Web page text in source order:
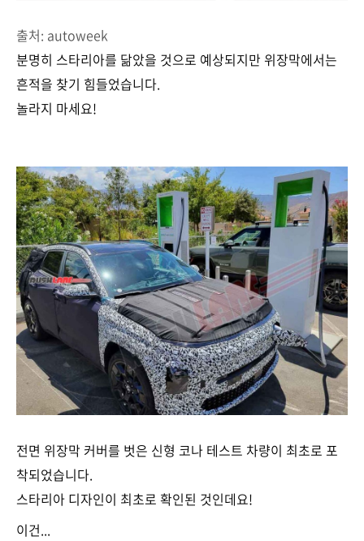
출처: autoweek
분명히 스타리아를 닮았을 것으로 예상되지만 위장막에서는
흔적을 찾기 힘들었습니다.
놀라지 마세요!
전면 위장막 커버를 벗은 신형 코나 테스트 차량이 최초로 포
착되었습니다.
스타리아 디자인이 최초로 확인된 것인데요!
이건...